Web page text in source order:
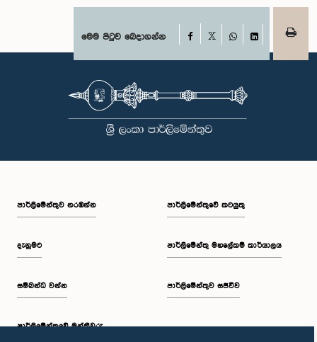
මෙම පිටුව බෙදාගන්න Facebook
WhatsAppLinkedIn
පාර්ලි‌මේන්තුව නරඹන්න
දැනුමට
සම්බන්ධ වන්න
පාර්ලි‌මේන්තුවේ මන්ත්‍රීවරු
පාර්ලිමේන්තුවේ කටයුතු
පාර්ලිමේන්තු මහලේකම් කාර්යාලය
පාර්ලිමේන්තුව සජීවීව